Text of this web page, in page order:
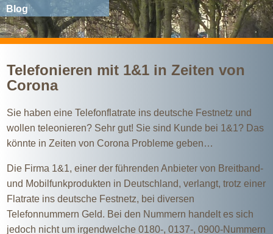
Blog
Telefonieren mit 1&1 in Zeiten von
Corona
Sie haben eine Telefonflatrate ins deutsche Festnetz und
wollen teleonieren? Sehr gut! Sie sind Kunde bei 1&1? Das
könnte in Zeiten von Corona Probleme geben…
Die Firma 1&1, einer der führenden Anbieter von Breitband-
und Mobilfunkprodukten in Deutschland, verlangt, trotz einer
Flatrate ins deutsche Festnetz, bei diversen
Telefonnummern Geld. Bei den Nummern handelt es sich
jedoch nicht um irgendwelche 0180-, 0137-, 0900-Nummern